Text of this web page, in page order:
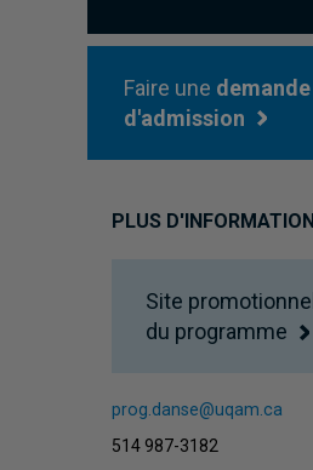
Faire une demande
d'admission
PLUS D'INFORMATION
Site promotionnel
du programme
prog.danse@uqam.ca
514 987-3182